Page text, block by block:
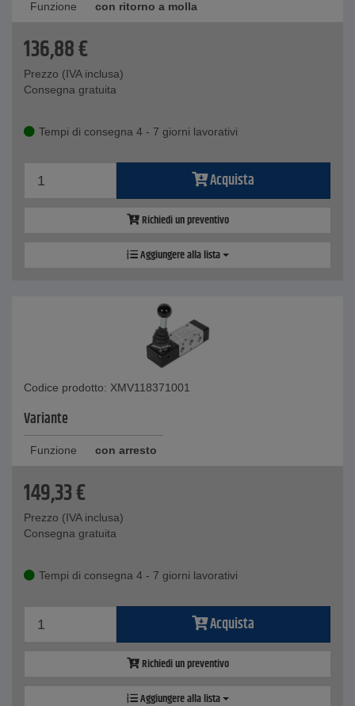
Funzione con ritorno a molla
136,88€
Prezzo (IVA inclusa)
Consegna gratuita
Tempi di consegna 4 - 7 giorni lavorativi
Acquista
Richiedi un preventivo
Aggiungere alla lista
Codice prodotto: XMV118371001
Variante
Funzione con arresto
149,33€
Prezzo (IVA inclusa)
Consegna gratuita
Tempi di consegna 4 - 7 giorni lavorativi
Acquista
Richiedi un preventivo
Aggiungere alla lista